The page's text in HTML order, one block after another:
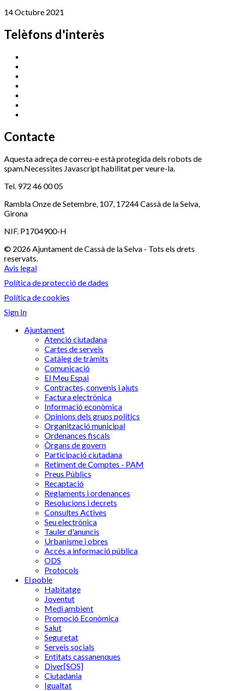
14 Octubre 2021
Telèfons d'interès
Contacte
Aquesta adreça de correu-e està protegida dels robots de
spam.Necessites Javascript habilitat per veure-la.
Tel. 972 46 00 05
Rambla Onze de Setembre, 107, 17244 Cassà de la Selva,
Girona
NIF. P1704900-H
© 2026 Ajuntament de Cassà de la Selva - Tots els drets
reservats.
Avis legal
Política de protecció de dades
Política de cookies
Sign In
Ajuntament
Atenció ciutadana
Cartes de serveis
Catàleg de tràmits
Comunicació
El Meu Espai
Contractes, convenis i ajuts
Factura electrònica
Informació econòmica
Opinions dels grups polítics
Organització municipal
Ordenances fiscals
Òrgans de govern
Participació ciutadana
Retiment de Comptes - PAM
Preus Públics
Recaptació
Reglaments i ordenances
Resolucions i decrets
Consultes Actives
Seu electrònica
Tauler d'anuncis
Urbanisme i obres
Accés a informació pública
ODS
Protocols
El poble
Habitatge
Joventut
Medi ambient
Promoció Econòmica
Salut
Seguretat
Serveis socials
Entitats cassanenques
Diver[SOS]
Ciutadania
Igualtat